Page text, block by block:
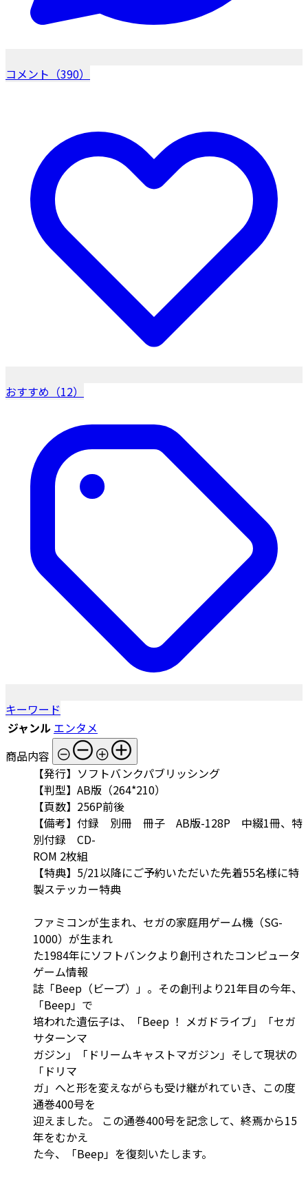
コメント（390）
おすすめ（12）
キーワード
ジャンル エンタメ
商品内容
【発行】ソフトバンクパブリッシング
【判型】AB版（264*210）
【頁数】256P前後
【備考】付録 別冊 冊子 AB版-128P 中綴1冊、特
別付録 CD-
ROM 2枚組
【特典】5/21以降にご予約いただいた先着55名様に特
製ステッカー特典
ファミコンが生まれ、セガの家庭用ゲーム機（SG-
1000）が生まれ
た1984年にソフトバンクより創刊されたコンピュータ
ゲーム情報
誌「Beep（ビープ）」。その創刊より21年目の今年、
「Beep」で
培われた遺伝子は、「Beep ！ メガドライブ」「セガ
サターンマ
ガジン」「ドリームキャストマガジン」そして現状の
「ドリマ
ガ」へと形を変えながらも受け継がれていき、この度
通巻400号を
迎えました。 この通巻400号を記念して、終焉から15
年をむかえ
た今、「Beep」を復刻いたします。